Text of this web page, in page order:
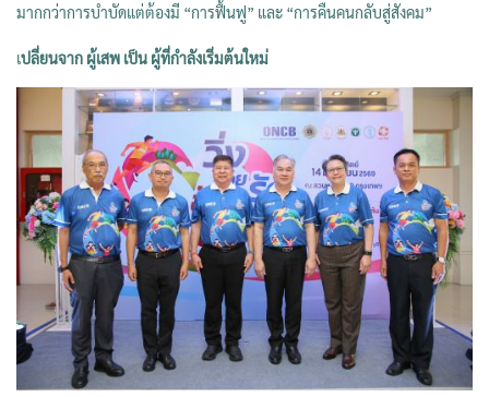
มากกว่าการบำบัดแต่ต้องมี “การฟื้นฟู” และ “การคืนคนกลับสู่สังคม”
เปลี่ยนจาก ผู้เสพ เป็น ผู้ที่กำลังเริ่มต้นใหม่